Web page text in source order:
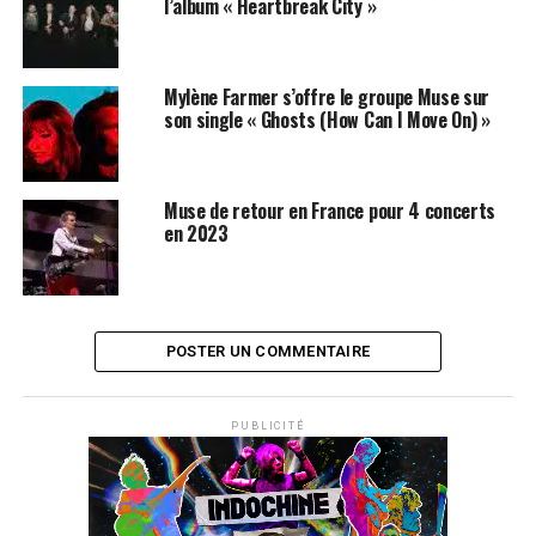
Musea construit une grande partie de sa réputation sur
la démesure de ses concerts. Écrans géants, effets
pyrotechniques, structures monumentales, séquences
futuristes et puissance sonore occupent régulièrement
une place centrale dans ses tournées. La salle parisienne
évoque déjà une scénographie entièrement renouvelée,
inspirée par l’univers cosmique du nouvel album.
Aucun horaire précis, tarif ou nom de première partie
n’avait encore été officiellement communiqué au
juin 2026.
Quand ouvriront les ventes pour
le concert de Muse à Paris ?
La billetterie ouvrira en plusieurs étapes. Une première
prévente réservée aux détenteurs de l’album et aux
l’album « Heartbreak City »
Mylène Farmer s’offre le groupe Muse sur
son single « Ghosts (How Can I Move On) »
Muse de retour en France pour 4 concerts
en 2023
POSTER UN COMMENTAIRE
PUBLICITÉ